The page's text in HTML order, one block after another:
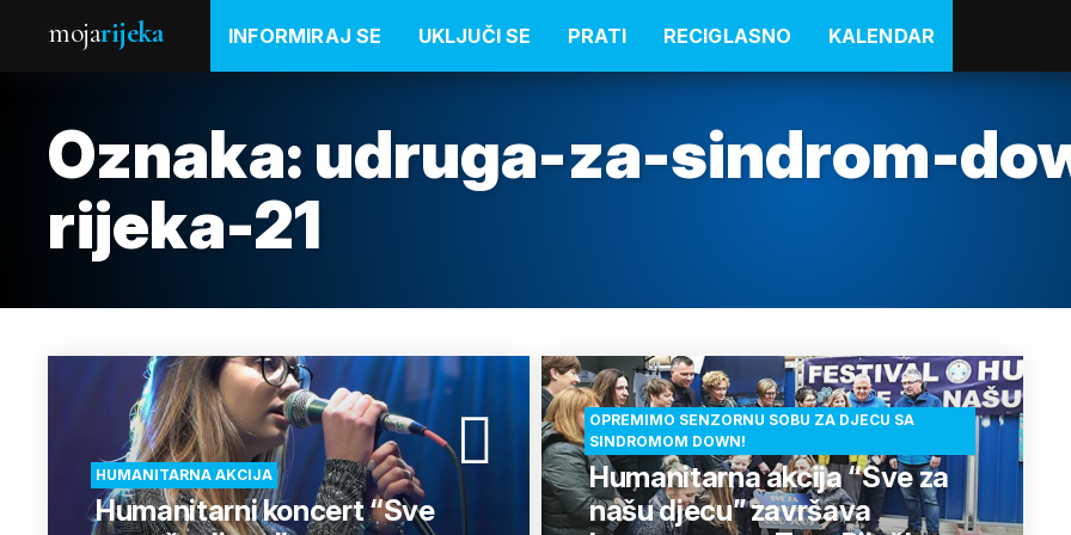
mojarijeka INFORMIRAJ SE UKLJUČI SE PRATI RECIGLASNO KALENDAR
Oznaka: udruga-za-sindrom-
rijeka-21
HUMANITARNA AKCIJA
Humanitarni koncert “Sve
OPREMIMO SENZORNU SOBU ZA DJECU SA
SINDROMOM DOWN!
Humanitarna akcija “Sve za
našu djecu” završava